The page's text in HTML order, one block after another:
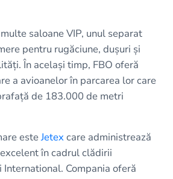
saloane VIP, unul separat
pentru rugăciune, dușuri și
În același timp, FBO oferă
a avioanelor în parcarea lor care
de 183.000 de metri
esteJetexcare administrează
în cadrul clădirii
Compania oferă